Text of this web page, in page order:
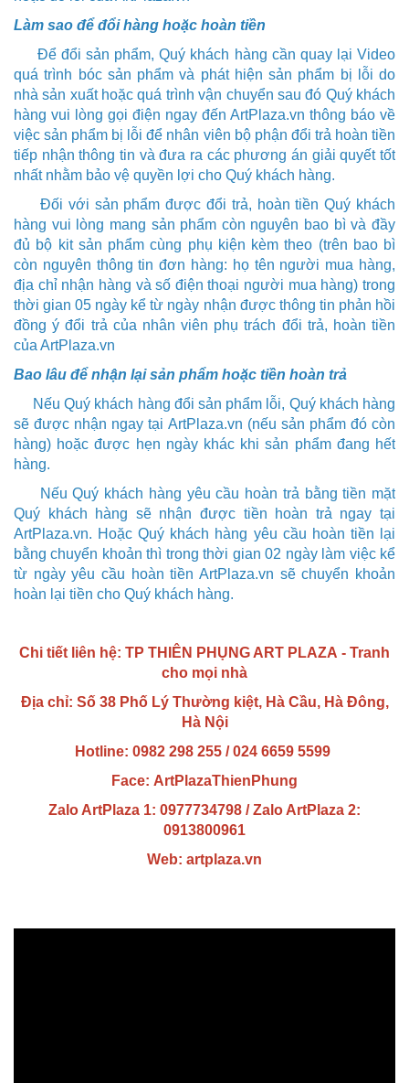
Làm sao để đổi hàng hoặc hoàn tiền
Để đổi sản phẩm,Quý khách hàng cần quay lại Video
quá trình bóc sản phẩm và phát hiện sản phẩm bị lỗi do
nhà sản xuất hoặc quá trình vận chuyển sau đó Quýkhách
hàng vui lòng gọi điện ngay đến ArtPlaza.vn thông báo về
việc sản phẩm bị lỗi để nhân viên bộ phận đổi trả hoàn tiền
tiếp nhận thông tin và đưa ra các phương án giải quyết tốt
nhất nhằm bảo vệ quyền lợi cho Quý khách hàng.
Đối với sản phẩm được đổi trả, hoàn tiềnQuý khách
hàng vui lòng mang sản phẩm còn nguyên bao bì và đầy
đủ bộ kit sản phẩm cùng phụ kiện kèm theo (trên bao bì
còn nguyên thông tin đơn hàng: họ tên người mua hàng,
địa chỉ nhận hàng và số điện thoại người mua hàng) trong
thời gian 05 ngày kể từ ngày nhận được thông tin phản hồi
đồng ý đổi trả của nhân viên phụ trách đổi trả, hoàn tiền
của ArtPlaza.vn
Bao lâu để nhận lại sản phẩm hoặc tiền hoàn trả
NếuQuý khách hàng đổi sản phẩm lỗi, Quýkhách hàng
sẽ được nhận ngay tại ArtPlaza.vn (nếu sản phẩm đó còn
hàng) hoặc được hẹn ngày khác khi sản phẩm đang hết
hàng.
Nếu Quý khách hàng yêu cầu hoàn trả bằng tiền mặt
Quý khách hàng sẽ nhận được tiền hoàn trả ngay tại
ArtPlaza.vn. HoặcQuý khách hàng yêu cầu hoàn tiền lại
bằng chuyển khoản thì trong thời gian 02 ngày làm việc kể
từ ngày yêu cầu hoàn tiền ArtPlaza.vn sẽ chuyển khoản
hoàn lại tiền cho Quý khách hàng.
Chi tiết liên hệ: TP THIÊN PHỤNG ART PLAZA - Tranh
cho mọi nhà
Địa chỉ: Số 38 Phố Lý Thường kiệt, Hà Cầu, Hà Đông,
Hà Nội
Hotline: 0982 298 255 / 024 6659 5599
Face: ArtPlazaThienPhung
Zalo ArtPlaza 1: 0977734798 / Zalo ArtPlaza 2:
0913800961
Web: artplaza.vn